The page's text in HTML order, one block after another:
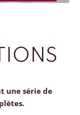
une série de